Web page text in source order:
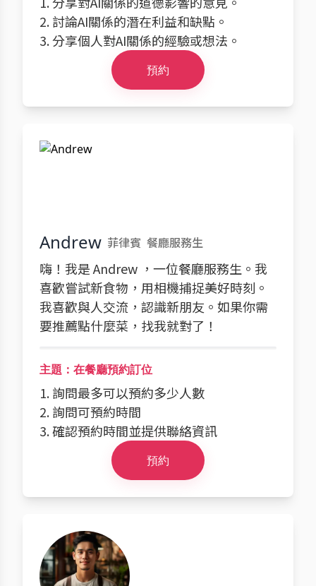
2. 討論AI關係的潛在利益和缺點。
3. 分享個人對AI關係的經驗或想法。
預約
Andrew 菲律賓 餐廳服務生
嗨！我是 Andrew ，一位餐廳服務生。我
喜歡嘗試新食物，用相機捕捉美好時刻。
我喜歡與人交流，認識新朋友。如果你需
要推薦點什麼菜，找我就對了！
主題：在餐廳預約訂位
1. 詢問最多可以預約多少人數
2. 詢問可預約時間
3. 確認預約時間並提供聯絡資訊
預約